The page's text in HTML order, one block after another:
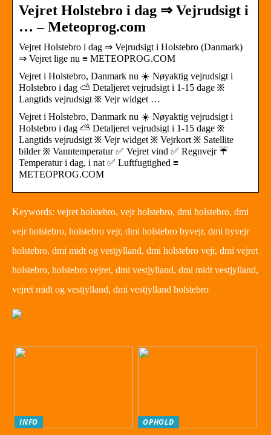
Vejret Holstebro i dag ⇒ Vejrudsigt i
… – Meteoprog.com
Vejret Holstebro i dag ⇒ Vejrudsigt i Holstebro (Danmark)
⇒ Vejret lige nu ≡ METEOPROG.COM
Vejret i Holstebro, Danmark nu ☀️ Nøyaktig vejrudsigt i
Holstebro i dag ⛅ Detaljeret vejrudsigt i 1-15 dage ፠
Langtids vejrudsigt ፠ Vejr widget …
Vejret i Holstebro, Danmark nu ☀️ Nøyaktig vejrudsigt i
Holstebro i dag ⛅ Detaljeret vejrudsigt i 1-15 dage ፠
Langtids vejrudsigt ፠ Vejr widget ፠ Vejrkort ፠ Satellite
bilder ፠ Vanntemperatur ✅ Vejret vind ✅ Regnvejr ☔
Temperatur i dag, i nat ✅ Luftfugtighed ≡
METEOPROG.COM
Keywords: vejret holstebro, vejr holstebro, dmi holstebro, dmi
vejr holstebro, holstebro vejr, dmi holstebro byvejr, dmi byvejr
holstebro, dmi midt og vestjylland, dmi holstebro vejr, dmi vejret
holstebro, holstebro vejret, dmi vestjylland, dmi midt vestjylland,
vejret midt og vestjylland, dmi vestjylland holstebro
INFO
OPHOLD